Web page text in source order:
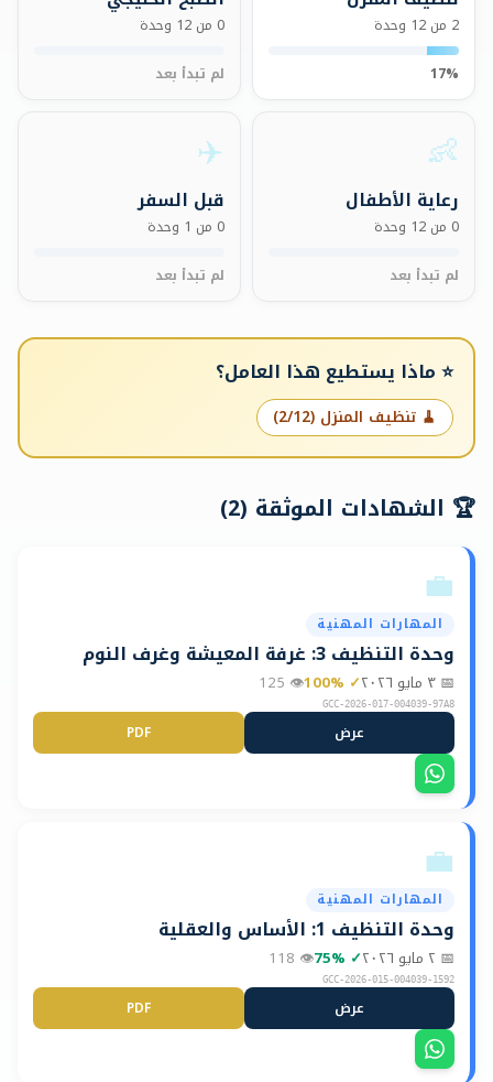
2 من 12 وحدة
17%
0 من 12 وحدة
لم تبدأ بعد
👶
رعاية الأطفال
0 من 12 وحدة
لم تبدأ بعد
✈️
قبل السفر
0 من 1 وحدة
لم تبدأ بعد
⭐ماذا يستطيع هذا العامل؟
🧹 تنظيف المنزل (2/12)
🏆 الشهادات الموثقة (
2
)
💼
المهارات المهنية
وحدة التنظيف 3: غرفة المعيشة وغرف النوم
📅 ٣ مايو ٢٠٢٦ ✓
100%
👁
125
GCC-2026-017-004039-97A8
عرض PDF
💼
المهارات المهنية
وحدة التنظيف 1: الأساس والعقلية
📅 ٢ مايو ٢٠٢٦ ✓
75%
👁
118
GCC-2026-015-004039-1592
عرض PDF